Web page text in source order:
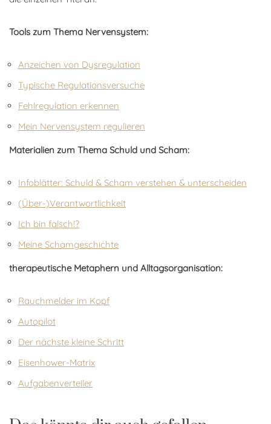
Tools zum Thema Nervensystem:
Anzeichen von Dysregulation
Typische Regulationsversuche
Fehlregulation erkennen
Mein Nervensystem regulieren
Materialien zum Thema Schuld und Scham:
Infoblätter: Schuld & Scham verstehen & unterscheiden
(Über-)Verantwortlichkeit
Ich bin falsch!?
Meine Schamgeschichte
therapeutische Metaphern und Alltagsorganisation:
Rauchmelder im Kopf
Autopilot
Der nächste kleine Schritt
Eisenhower-Matrix
Aufgabenverteiler